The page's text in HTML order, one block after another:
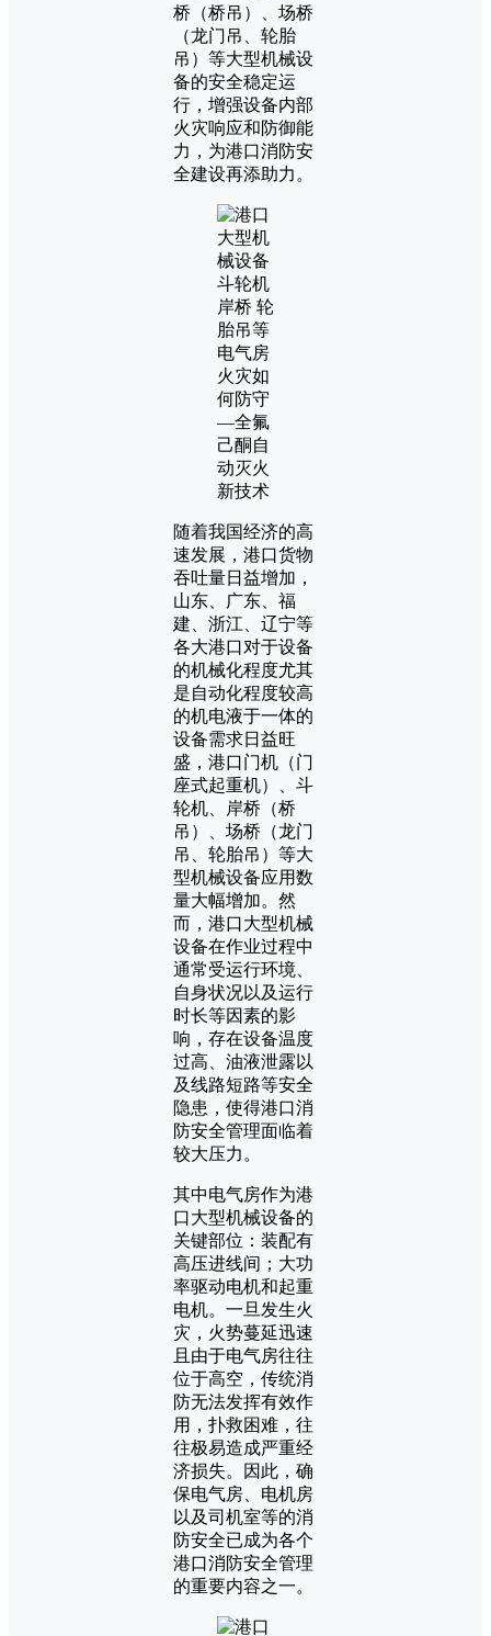
桥（桥吊）、场桥
（龙门吊、轮胎
吊）等大型机械设
备的安全稳定运
行，增强设备内部
火灾响应和防御能
力，为港口消防安
全建设再添助力。
随着我国经济的高
速发展，港口货物
吞吐量日益增加，
山东、广东、福
建、浙江、辽宁等
各大港口对于设备
的机械化程度尤其
是自动化程度较高
的机电液于一体的
设备需求日益旺
盛，港口门机（门
座式起重机）、斗
轮机、岸桥（桥
吊）、场桥（龙门
吊、轮胎吊）等大
型机械设备应用数
量大幅增加。然
而，港口大型机械
设备在作业过程中
通常受运行环境、
自身状况以及运行
时长等因素的影
响，存在设备温度
过高、油液泄露以
及线路短路等安全
隐患，使得港口消
防安全管理面临着
较大压力。
其中电气房作为港
口大型机械设备的
关键部位：装配有
高压进线间；大功
率驱动电机和起重
电机。一旦发生火
灾，火势蔓延迅速
且由于电气房往往
位于高空，传统消
防无法发挥有效作
用，扑救困难，往
往极易造成严重经
济损失。因此，确
保电气房、电机房
以及司机室等的消
防安全已成为各个
港口消防安全管理
的重要内容之一。